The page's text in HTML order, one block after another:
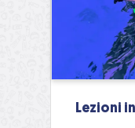
Lezioni